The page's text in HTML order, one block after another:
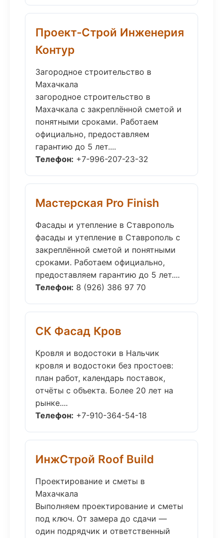
Проект-Строй Инженерия
Контур
Загородное строительство в
Махачкала
загородное строительство в
Махачкала с закреплённой сметой и
понятными сроками. Работаем
официально, предоставляем
гарантию до 5 лет....
Телефон: +7-996-207-23-32
Мастерская Pro Finish
Фасады и утепление в Ставрополь
фасады и утепление в Ставрополь с
закреплённой сметой и понятными
сроками. Работаем официально,
предоставляем гарантию до 5 лет....
Телефон: 8 (926) 386 97 70
СК Фасад Кров
Кровля и водостоки в Нальчик
кровля и водостоки без простоев:
план работ, календарь поставок,
отчёты с объекта. Более 20 лет на
рынке....
Телефон: +7-910-364-54-18
ИнжСтрой Roof Build
Проектирование и сметы в
Махачкала
Выполняем проектирование и сметы
под ключ. От замера до сдачи —
один подрядчик и ответственный